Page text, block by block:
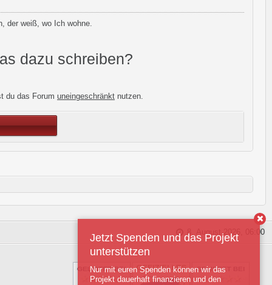
der weiß, wo Ich wohne.
dazu schreiben?
du das Forum uneingeschränkt nutzen.
8. August 2026, 06:00
Jetzt Spenden und das Projekt
unterstützen
Nur mit euren Spenden können wir das
Projekt dauerhaft finanzieren und den